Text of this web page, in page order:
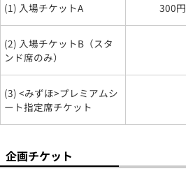
(1) 入場チケットA 300円
(2) 入場チケットB（スタ
ンド席のみ）
(3) <みずほ>プレミアムシ
ート指定席チケット
企画チケット